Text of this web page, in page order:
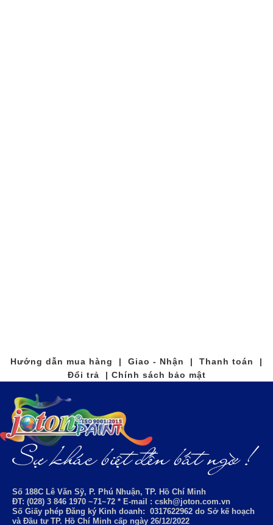
Hướng dẫn mua hàng | Giao - Nhận | Thanh toán |
Đổi trả | Chính sách bảo mật
Số 188C Lê Văn Sỹ, P. Phú Nhuận, TP. Hồ Chí Minh
ĐT: (028) 3 846 1970 ~71~72 * E-mail : cskh@joton.com.vn
Số Giấy phép Đăng ký Kinh doanh: 0317622962 do Sở kế hoạch
và Đầu tư TP. Hồ Chí Minh cấp ngày 26/12/2022